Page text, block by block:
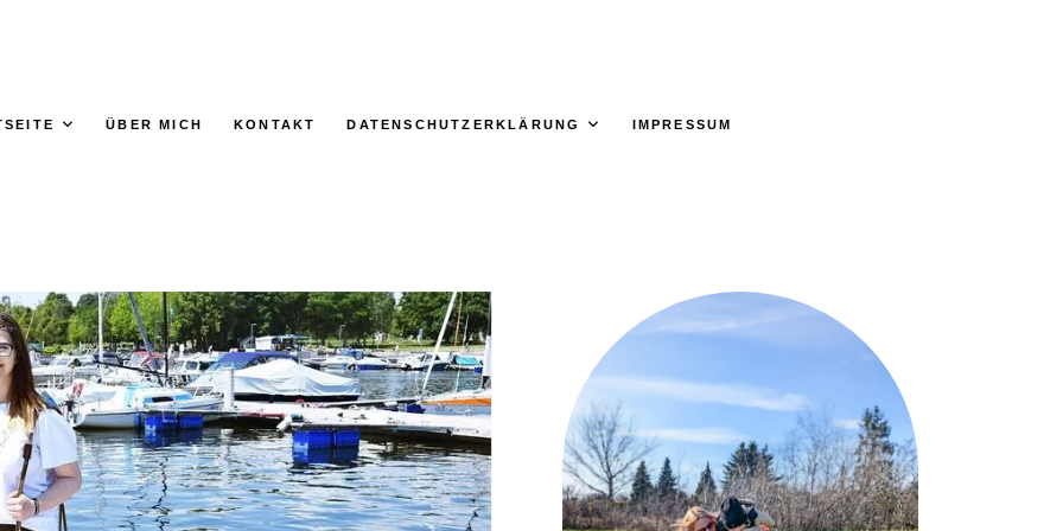
ÜBER MICH KONTAKT DATENSCHUTZERKLÄRUNG IMPRESSUM